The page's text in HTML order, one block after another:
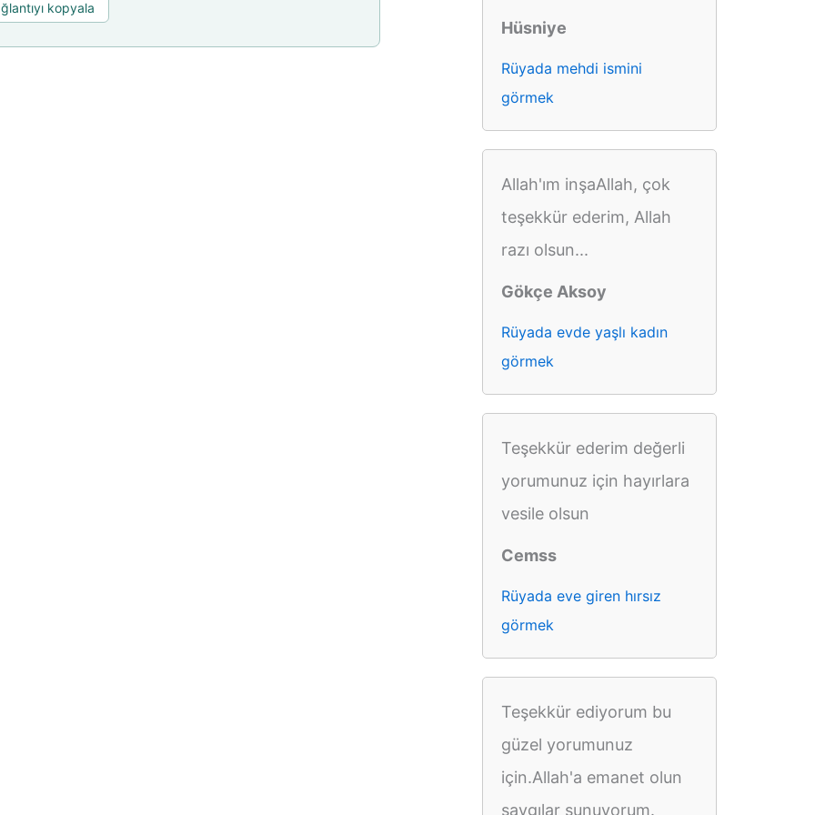
kopyala
Hüsniye
Rüyada mehdi ismini
görmek
Allah'ım inşaAllah, çok
teşekkür ederim, Allah
razı olsun...
Gökçe Aksoy
Rüyada evde yaşlı kadın
görmek
Teşekkür ederim değerli
yorumunuz için hayırlara
vesile olsun
Cemss
Rüyada eve giren hırsız
görmek
Teşekkür ediyorum bu
güzel yorumunuz
için.Allah'a emanet olun
saygılar sunuyorum.